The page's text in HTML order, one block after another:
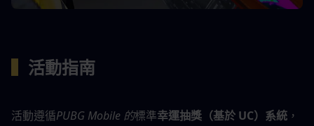
活動指南
活動遵循PUBG Mobile 的標準幸運抽獎（基於 UC）系統 ，